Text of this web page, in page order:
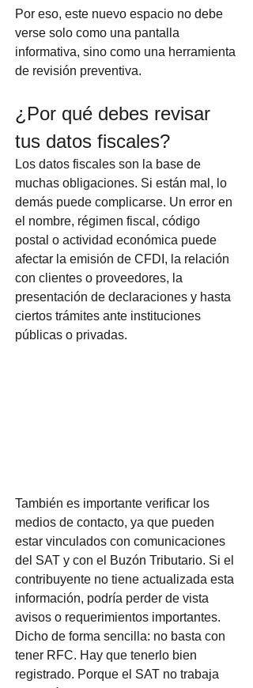
Por eso, este nuevo espacio no debe
verse solo como una pantalla
informativa, sino como una herramienta
de revisión preventiva.
¿Por qué debes revisar
tus datos fiscales?
Los datos fiscales son la base de
muchas obligaciones. Si están mal, lo
demás puede complicarse. Un error en
el nombre, régimen fiscal, código
postal o actividad económica puede
afectar la emisión de CFDI, la relación
con clientes o proveedores, la
presentación de declaraciones y hasta
ciertos trámites ante instituciones
públicas o privadas.
También es importante verificar los
medios de contacto, ya que pueden
estar vinculados con comunicaciones
del SAT y con el Buzón Tributario. Si el
contribuyente no tiene actualizada esta
información, podría perder de vista
avisos o requerimientos importantes.
Dicho de forma sencilla: no basta con
tener RFC. Hay que tenerlo bien
registrado. Porque el SAT no trabaja